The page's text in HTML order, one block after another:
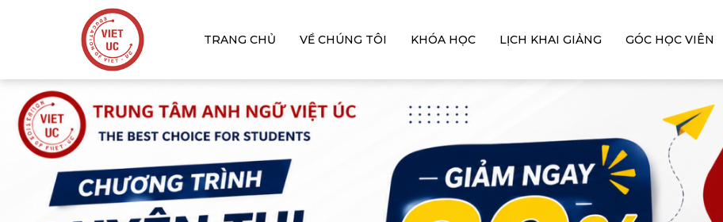
TRANG CHỦ VỀ CHÚNG TÔI KHÓA HỌC LỊCH KHAI GIẢNG GÓC HỌC VIÊN